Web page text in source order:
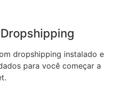
dropshipping instalado e
para você começar a